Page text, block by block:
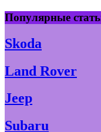
Skip
to
content
Популярные
Skoda
Land Rover
Jeep
Subaru